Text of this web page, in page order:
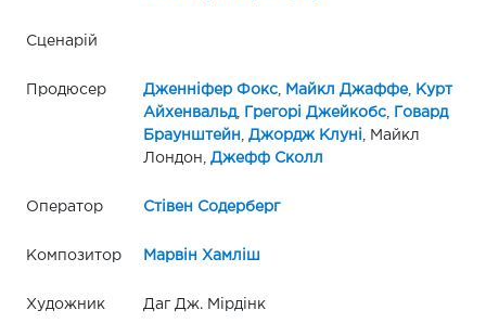
Сценарій
Продюсер Дженніфер Фокс, Майкл Джаффе,
Курт
Айхенвальд, Грегорі Джейкобс,
Говард
Браунштейн
Джордж Клуні , Майкл
Лондон, Джефф Сколл
Оператор Стівен Содерберг
Композитор Марвін Хамліш
Художник Даг Дж. Мірдінк